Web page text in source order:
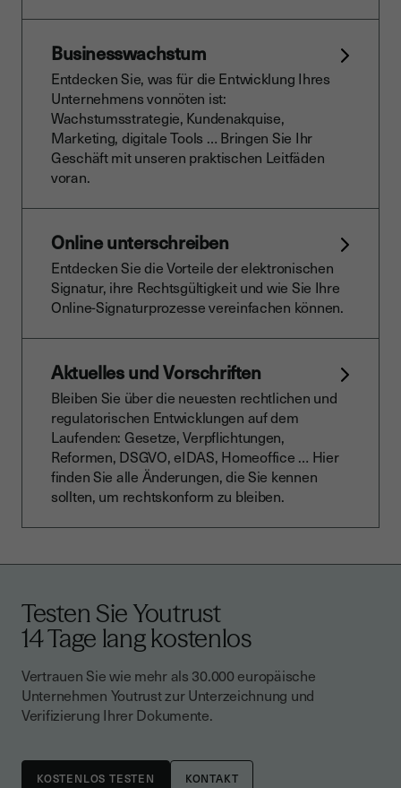
Businesswachstum
Entdecken Sie, was für die Entwicklung Ihres
Unternehmens vonnöten ist:
Wachstumsstrategie, Kundenakquise,
Marketing, digitale Tools … Bringen Sie Ihr
Geschäft mit unseren praktischen Leitfäden
voran.
Online unterschreiben
Entdecken Sie die Vorteile der elektronischen
Signatur, ihre Rechtsgültigkeit und wie Sie Ihre
Online-Signaturprozesse vereinfachen können.
Aktuelles und Vorschriften
Bleiben Sie über die neuesten rechtlichen und
regulatorischen Entwicklungen auf dem
Laufenden: Gesetze, Verpflichtungen,
Reformen, DSGVO, eIDAS, Homeoffice … Hier
finden Sie alle Änderungen, die Sie kennen
sollten, um rechtskonform zu bleiben.
Testen Sie Youtrust
14 Tage lang kostenlos
Vertrauen Sie wie mehr als 30.000 europäische
Unternehmen Youtrust zur Unterzeichnung und
Verifizierung Ihrer Dokumente.
KONTAKT